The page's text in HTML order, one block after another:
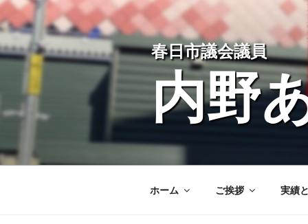
コ
ン
ン
プ
春日市議会議員
内野
ホーム ご挨拶 実績